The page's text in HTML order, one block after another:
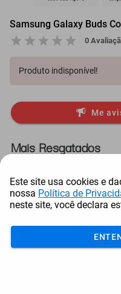
Samsung Galaxy Buds
0
Produto indisponível!
Me
Mais Resgatados
Antena Starlink Mini De
Este site usa cookies e
nossa Política de
neste site, você declara